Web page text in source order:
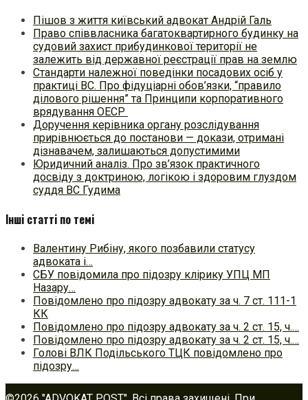
Пішов з життя київський адвокат Андрій Галь
Право співвласника багатоквартирного будинку на
судовий захист прибудинкової території не
залежить від державної реєстрації прав на землю
Стандарти належної поведінки посадових осіб у
практиці ВC. Про фідуціарні обов’язки, “правило
ділового рішення” та Принципи корпоративного
врядування ОЕСР
Доручення керівника органу розслідування
прирівнюється до постанови — докази, отримані
дізнавачем, залишаються допустимими
Юридичний аналіз. Про зв’язок практичного
досвіду з доктриною, логікою і здоровим глуздом
суддя ВС Гудима
Інші статті по темі
Валентину Рибіну, якого позбавили статусу
адвоката і…
СБУ повідомила про підозру клірику УПЦ МП
Назару…
Повідомлено про підозру адвокату за ч. 7 ст. 111-1
КК
Повідомлено про підозру адвокату за ч. 2 ст. 15, ч.…
Повідомлено про підозру адвокату за ч. 2 ст. 15, ч.…
Голові ВЛК Подільського ТЦК повідомлено про
підозру…